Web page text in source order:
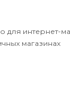
для интернет-
магазинах